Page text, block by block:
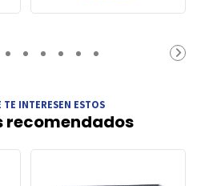
TE INTERESEN ESTOS
recomendados